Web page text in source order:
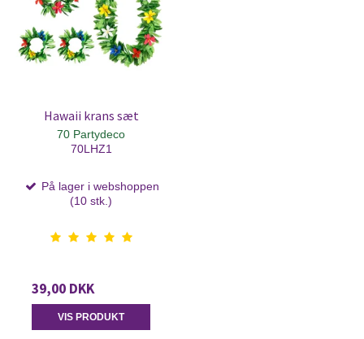
Hawaii krans sæt
70 Partydeco
70LHZ1
På lager i webshoppen
(10 stk.)
39,00 DKK
VIS PRODUKT